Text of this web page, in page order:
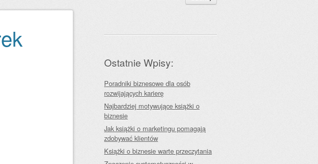
Ostatnie Wpisy:
Poradniki biznesowe dla osób
rozwijających karierę
Najbardziej motywujące książki o
biznesie
Jak książki o marketingu pomagają
zdobywać klientów
Książki o biznesie warte przeczytania